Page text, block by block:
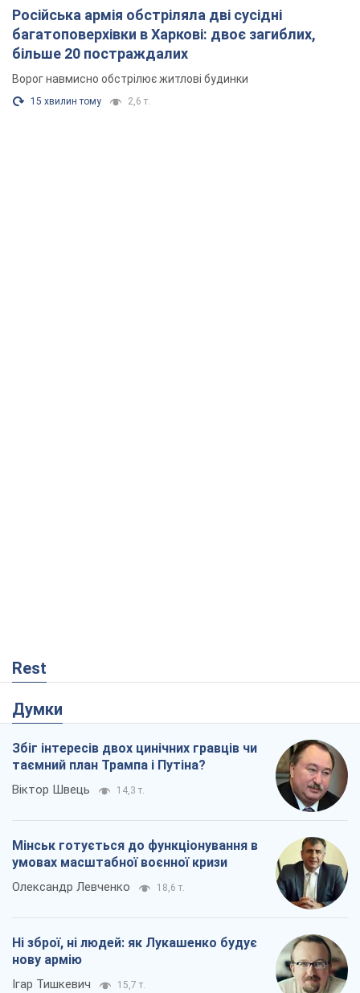
Російська армія обстріляла дві сусідні
багатоповерхівки в Харкові: двоє загиблих,
більше 20 постраждалих
Ворог навмисно обстрілює житлові будинки
15 хвилин тому 2,6 т.
Rest
Думки
Збіг інтересів двох цинічних гравців чи
таємний план Трампа і Путіна?
Віктор Швець 14,3 т.
Мінськ готується до функціонування в
умовах масштабної воєнної кризи
Олександр Левченко 18,6 т.
Ні зброї, ні людей: як Лукашенко будує
нову армію
Ігар Тишкевич 15,7 т.